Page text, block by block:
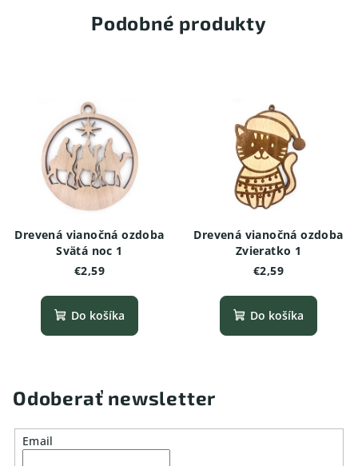
Podobné produkty
Drevená vianočná ozdoba
Svätá noc 1
€2,59
Do košíka
Drevená vianočná ozdoba
Zvieratko 1
€2,59
Do košíka
Odoberať newsletter
Email